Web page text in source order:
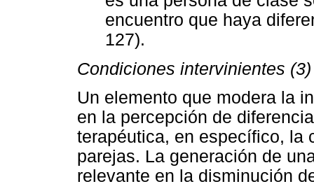
encuentro que haya
127).
Condiciones intervinientes (3)
Un elemento que modera la
en la percepción de
terapéutica, en específico, la
parejas. La generación de
relevante en la disminución